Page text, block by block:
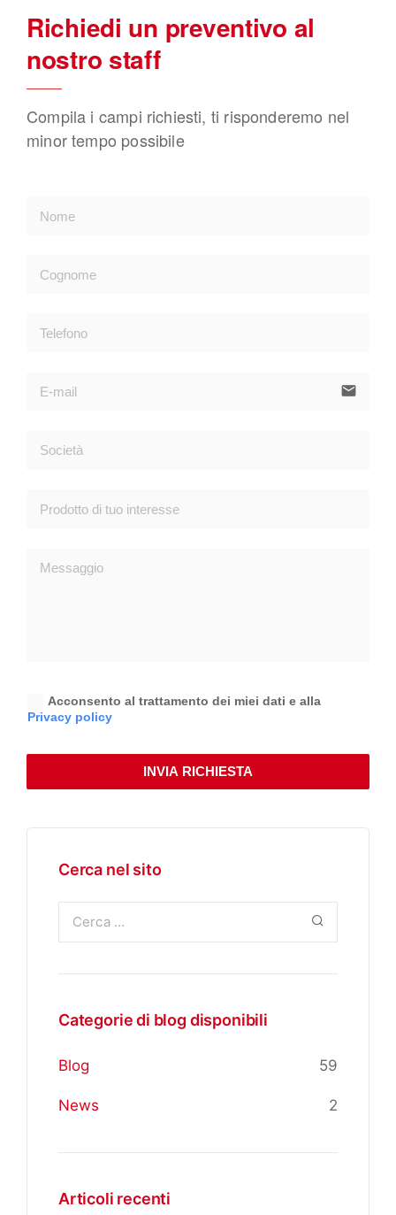
Richiedi un preventivo al
nostro staff
Compila i campi richiesti, ti risponderemo nel
minor tempo possibile
email
Acconsento al trattamento dei miei dati e alla
Privacy policy
INVIA RICHIESTA
Cerca nel sito
Categorie di blog disponibili
Blog 59
News 2
Articoli recenti